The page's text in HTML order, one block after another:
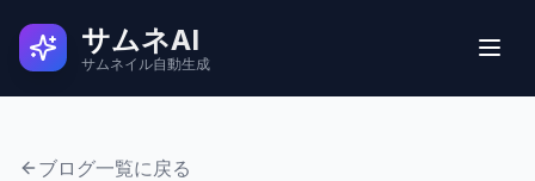
サムネAI
サムネイル自動生成
実例
ブログ一覧に戻る